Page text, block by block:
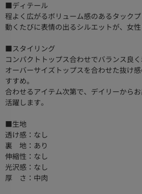
■ディテール
程よく広がるボリューム感のあるタックプ
動くたびに表情の出るシルエットが、女性
■スタイリング
コンパクトトップス合わせでバランス良く
オーバーサイズトップスを合わせた抜け
すすめ。
合わせるアイテム次第で、デイリーから
活躍します。
■生地
透け感：なし
裏 地：あり
伸縮性：なし
光沢感：なし
厚 さ：中肉